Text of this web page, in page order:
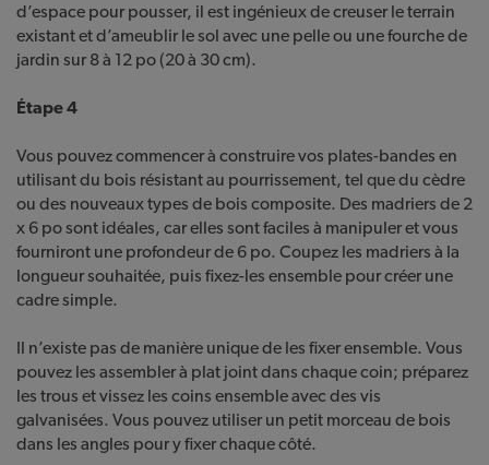
d’espace pour pousser, il est ingénieux de creuser le terrain
existant et d’ameublir le sol avec une pelle ou une fourche de
jardin sur 8 à 12 po (20 à 30 cm).
Étape 4
Vous pouvez commencer à construire vos plates-bandes en
utilisant du bois résistant au pourrissement, tel que du cèdre
ou des nouveaux types de bois composite. Des madriers de 2
x 6 po sont idéales, car elles sont faciles à manipuler et vous
fourniront une profondeur de 6 po. Coupez les madriers à la
longueur souhaitée, puis fixez-les ensemble pour créer une
cadre simple.
Il n’existe pas de manière unique de les fixer ensemble. Vous
pouvez les assembler à plat joint dans chaque coin; préparez
les trous et vissez les coins ensemble avec des vis
galvanisées. Vous pouvez utiliser un petit morceau de bois
dans les angles pour y fixer chaque côté.